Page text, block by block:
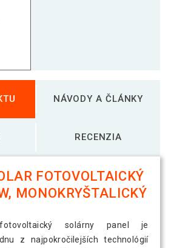
NÁVODY A ČLÁNKY
RECENZIA
FOTOVOLTAICKÝ
MONOKRYŠTALICKÝ
fotovoltaický solárny panel je
z najpokročilejších technológií